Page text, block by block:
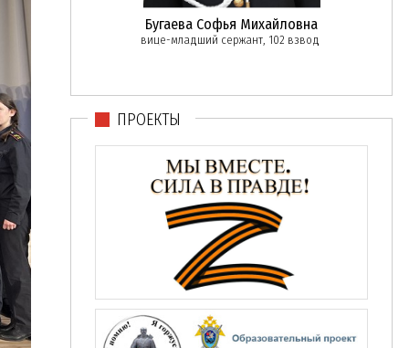
кадет 112
Бугаева Софья Михайловна
вице-младший сержант, 102 взвод
ПРОЕКТЫ